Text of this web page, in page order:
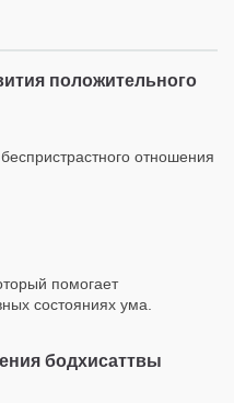
положительного
отношения
помогает
состояниях ума.
бодхисаттвы